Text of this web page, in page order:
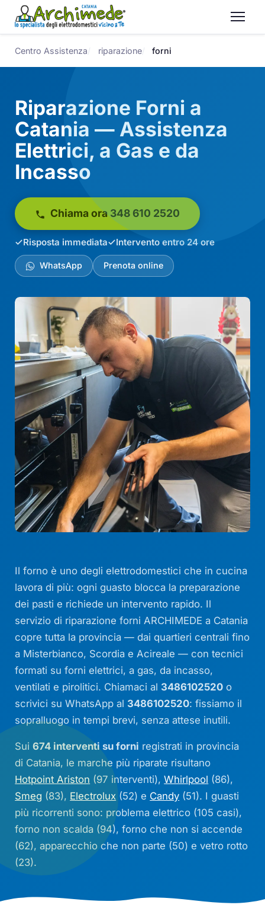
Centro Assistenza riparazione forni
Riparazione Forni a
Catania — Assistenza
Elettrici, a Gas e da
Incasso
Chiama ora 348 610 2520
Risposta immediata Intervento entro 24 ore
WhatsApp Prenota online
Il forno è uno degli elettrodomestici che in cucina
lavora di più: ogni guasto blocca la preparazione
dei pasti e richiede un intervento rapido. Il
servizio di riparazione forni ARCHIMEDE a Catania
copre tutta la provincia — dai quartieri centrali fino
a Misterbianco, Scordia e Acireale — con tecnici
formati su forni elettrici, a gas, da incasso,
ventilati e pirolitici. Chiamaci al 3486102520 o
scrivici su WhatsApp al 3486102520: fissiamo il
sopralluogo in tempi brevi, senza attese inutili.
Sui674 interventi su forni registrati in provincia
di Catania, le marche più riparate risultano
Hotpoint Ariston (97 interventi),Whirlpool (86),
Smeg (83), Electrolux (52) e Candy (51). I guasti
più ricorrenti sono: problema elettrico (105 casi),
forno non scalda (94), forno che non si accende
(62), apparecchio che non parte (50) e vetro rotto
(23).